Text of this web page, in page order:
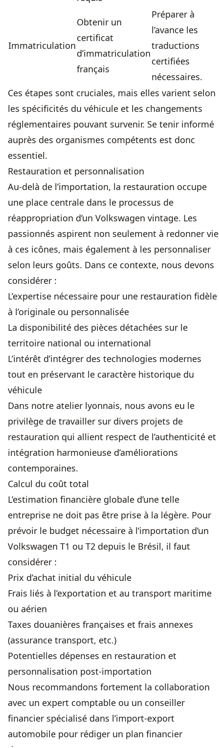
Immatriculation
Obtenir un
certificat
d’immatriculation
français
Préparer à
l’avance les
traductions
certifiées
nécessaires.
Ces étapes sont cruciales, mais elles varient selon
les spécificités du véhicule et les changements
réglementaires pouvant survenir. Se tenir informé
auprès des organismes compétents est donc
essentiel.
Restauration et personnalisation
Au-delà de l’importation, la restauration occupe
une place centrale dans le processus de
réappropriation d’un Volkswagen vintage. Les
passionnés aspirent non seulement à redonner vie
à ces icônes, mais également à les personnaliser
selon leurs goûts. Dans ce contexte, nous devons
considérer :
L’expertise nécessaire pour une restauration fidèle
à l’originale ou personnalisée
La disponibilité des pièces détachées sur le
territoire national ou international
L’intérêt d’intégrer des technologies modernes
tout en préservant le caractère historique du
véhicule
Dans notre atelier lyonnais, nous avons eu le
privilège de travailler sur divers projets de
restauration qui allient respect de l’authenticité et
intégration harmonieuse d’améliorations
contemporaines.
Calcul du coût total
L’estimation financière globale d’une telle
entreprise ne doit pas être prise à la légère. Pour
prévoir le budget nécessaire à l’importation d’un
Volkswagen T1 ou T2 depuis le Brésil, il faut
considérer :
Prix d’achat initial du véhicule
Frais liés à l’exportation et au transport maritime
ou aérien
Taxes douanières françaises et frais annexes
(assurance transport, etc.)
Potentielles dépenses en restauration et
personnalisation post-importation
Nous recommandons fortement la collaboration
avec un expert comptable ou un conseiller
financier spécialisé dans l’import-export
automobile pour rédiger un plan financier